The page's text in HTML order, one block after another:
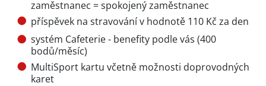
zaměstnanec = spokojený zaměstnanec
příspěvek na stravování v hodnotě 110 Kč za den
systém Cafeterie - benefity podle vás (400
bodů/měsíc)
MultiSport kartu včetně možnosti doprovodných
karet